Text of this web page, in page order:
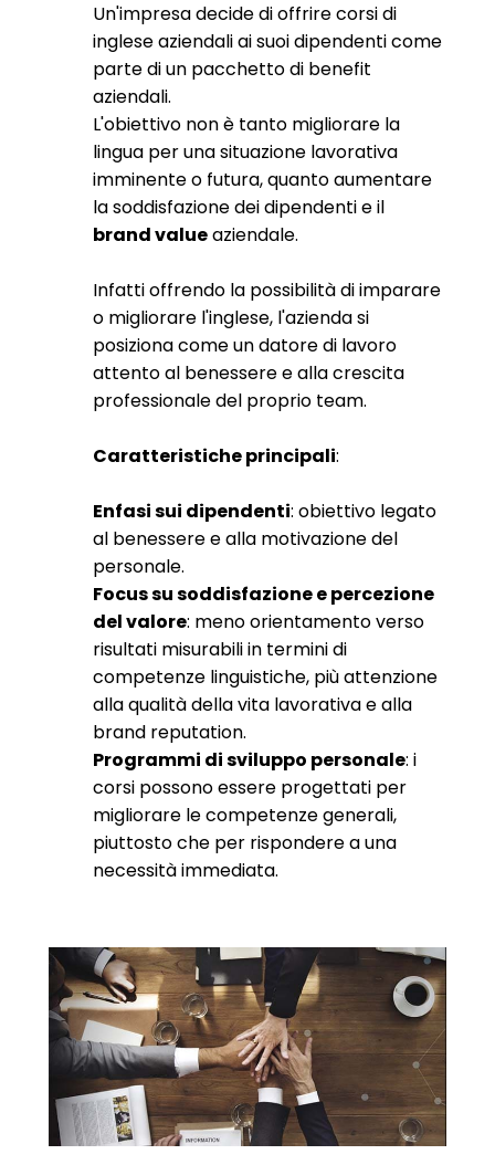
Un'impresa decide di offrire corsi di
inglese aziendali ai suoi dipendenti come
parte di un pacchetto di benefit
aziendali.
L'obiettivo non è tanto migliorare la
lingua per una situazione lavorativa
imminente o futura, quanto aumentare
la soddisfazione dei dipendenti e il
brand valueaziendale.
Infatti offrendo la possibilità di imparare
o migliorare l'inglese, l'azienda si
posiziona come un datore di lavoro
attento al benessere e alla crescita
professionale del proprio team.
Caratteristiche principali:
Enfasi sui dipendenti: obiettivo legato
al benessere e alla motivazione del
personale.
Focus su soddisfazione e percezione
del valore: meno orientamento verso
risultati misurabili in termini di
competenze linguistiche, più attenzione
alla qualità della vita lavorativa e alla
brand reputation.
Programmi di sviluppo personale: i
corsi possono essere progettati per
migliorare le competenze generali,
piuttosto che per rispondere a una
necessità immediata.